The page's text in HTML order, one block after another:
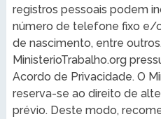
registros pessoais podem
número de telefone fixo e/
de nascimento, entre
MinisterioTrabalho.org
Acordo de Privacidade. O
reserva-se ao direito de
prévio. Deste modo,